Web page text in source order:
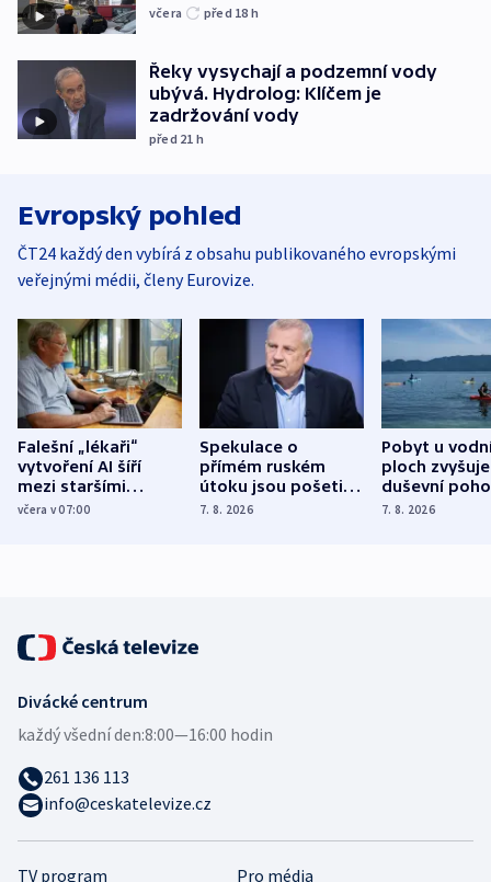
včera před 18 h
Řeky vysychají a podzemní vody
ubývá. Hydrolog: Klíčem je
zadržování vody
před 21 h
Evropský pohled
ČT24 každý den vybírá z obsahu publikovaného evropskými
veřejnými médii, členy Eurovize.
Falešní „lékaři“
vytvoření AI šíří
mezi staršími
Poláky nebezpečné
včera v 07:00
Spekulace o
přímém ruském
útoku jsou pošetilé,
míní estonský
7. 8. 2026
Pobyt u
ploch zvyšuje
duševní
ukázala
7. 8. 2026
TV program Pro média
Divácké centrum
každý všední den:8:00—16:00 hodin
261 136 113
info@ceskatelevize.cz